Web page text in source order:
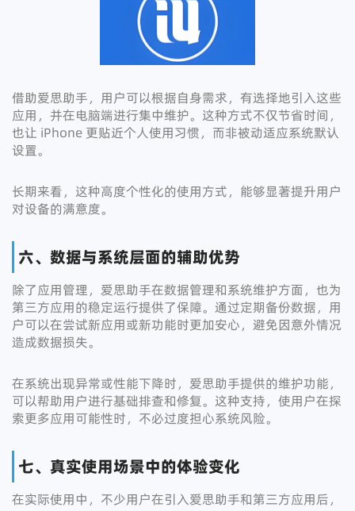
借助爱思助手，用户可以根据自身需求，有选择地引入这些
应用，并在电脑端进行集中维护。这种方式不仅节省时间，
也让 iPhone 更贴近个人使用习惯，而非被动适应系统默认
设置。
长期来看，这种高度个性化的使用方式，能够显著提升用户
对设备的满意度。
六、数据与系统层面的辅助优势
除了应用管理，爱思助手在数据管理和系统维护方面，也为
第三方应用的稳定运行提供了保障。通过定期备份数据，用
户可以在尝试新应用或新功能时更加安心，避免因意外情况
造成数据损失。
在系统出现异常或性能下降时，爱思助手提供的维护功能，
可以帮助用户进行基础排查和修复。这种支持，使用户在探
索更多应用可能性时，不必过度担心系统风险。
七、真实使用场景中的体验变化
在实际使用中，不少用户在引入爱思助手和第三方应用后，